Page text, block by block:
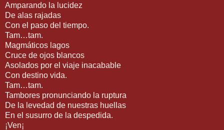
Amparando la lucidez
De alas rajadas
Con el paso del tiempo.
Tam…tam.
Magmáticos lagos
Cruce de ojos blancos
Asolados por el viaje inacabable
Con destino vida.
Tam…tam.
Tambores pronunciando la ruptura
De la levedad de nuestras huellas
En el susurro de la despedida.
¡Ven¡